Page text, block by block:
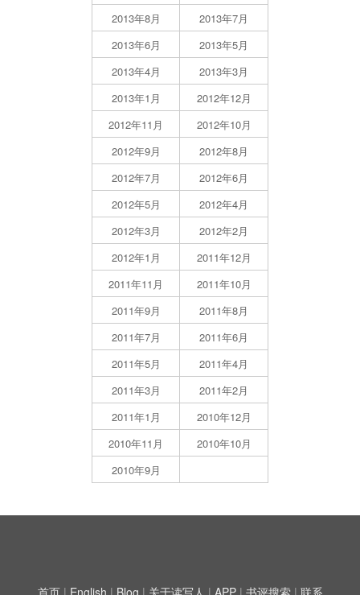
2013年8月
2013年7月
2013年6月
2013年5月
2013年4月
2013年3月
2013年1月
2012年12月
2012年11月
2012年10月
2012年9月
2012年8月
2012年7月
2012年6月
2012年5月
2012年4月
2012年3月
2012年2月
2012年1月
2011年12月
2011年11月
2011年10月
2011年9月
2011年8月
2011年7月
2011年6月
2011年5月
2011年4月
2011年3月
2011年2月
2011年1月
2010年12月
2010年11月
2010年10月
2010年9月
首页| English | Blog | 关于读写人 | APP| 书评搜索| 联系